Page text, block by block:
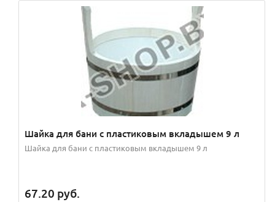
Шайка для бани с пластиковым вкладышем 9 л
Шайка для бани с пластиковым вкладышем 9 л
67.20 руб.